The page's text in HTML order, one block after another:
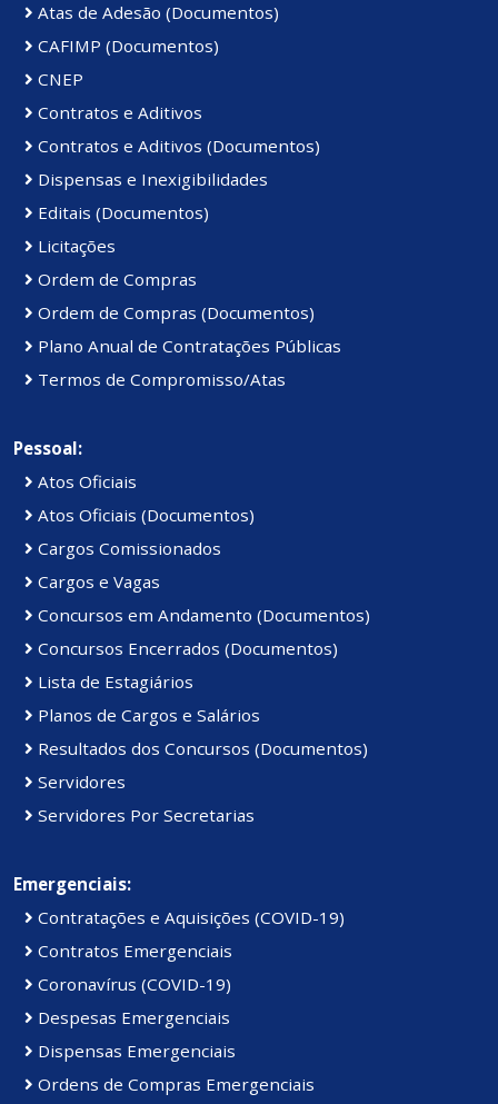
Atas de Adesão (Documentos)
CAFIMP (Documentos)
CNEP
Contratos e Aditivos
Contratos e Aditivos (Documentos)
Dispensas e Inexigibilidades
Editais (Documentos)
Licitações
Ordem de Compras
Ordem de Compras (Documentos)
Plano Anual de Contratações Públicas
Termos de Compromisso/Atas
Pessoal:
Atos Oficiais
Atos Oficiais (Documentos)
Cargos Comissionados
Cargos e Vagas
Concursos em Andamento (Documentos)
Concursos Encerrados (Documentos)
Lista de Estagiários
Planos de Cargos e Salários
Resultados dos Concursos (Documentos)
Servidores
Servidores Por Secretarias
Emergenciais:
Contratações e Aquisições (COVID-19)
Contratos Emergenciais
Coronavírus (COVID-19)
Despesas Emergenciais
Dispensas Emergenciais
Ordens de Compras Emergenciais